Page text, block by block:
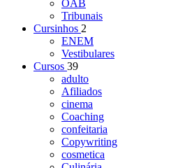
OAB
Tribunais
Cursinhos 2
ENEM
Vestibulares
Cursos 39
adulto
Afiliados
cinema
Coaching
confeitaria
Copywriting
cosmetica